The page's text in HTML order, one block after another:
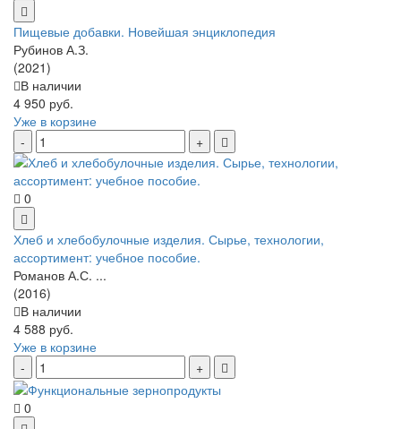
Пищевые добавки. Новейшая энциклопедия
Рубинов А.З.
(2021)
В наличии
4 950 руб.
Уже в корзине
0
Хлеб и хлебобулочные изделия. Сырье, технологии,
ассортимент: учебное пособие.
Романов А.С. ...
(2016)
В наличии
4 588 руб.
Уже в корзине
0